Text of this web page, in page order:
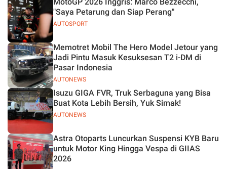
AUTOSPORT
"Saya Petarung dan Siap Perang"
AUTONEWS
Memotret Mobil The Hero Model Jetour yang
Jadi Pintu Masuk Kesuksesan T2 i-DM di
Pasar Indonesia
AUTONEWS
Isuzu GIGA FVR, Truk Serbaguna yang Bisa
Buat Kota Lebih Bersih, Yuk Simak!
Astra Otoparts Luncurkan Suspensi KYB Baru
untuk Motor King Hingga Vespa di GIIAS
2026